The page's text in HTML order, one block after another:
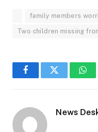
family members
Two children missing
FacebookTwitter
News